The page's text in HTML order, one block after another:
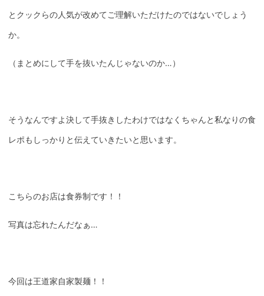
とクックらの人気が改めてご理解いただけたのではないでしょう
か。
（まとめにして手を抜いたんじゃないのか…）
そうなんですよ決して手抜きしたわけではなくちゃんと私なりの食
レポもしっかりと伝えていきたいと思います。
こちらのお店は食券制です！！
写真は忘れたんだなぁ…
今回は王道家自家製麺！！